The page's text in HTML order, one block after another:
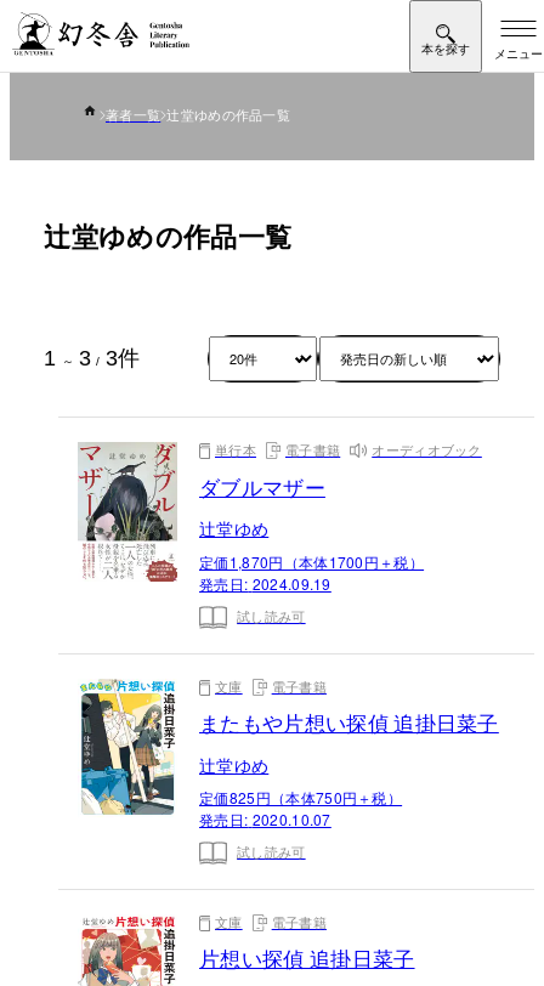
著者一覧 辻堂ゆめの作品一覧
辻堂ゆめの作品一覧
1 ～ 3 / 3件
単行本 電子書籍 オーディオブック
ダブルマザー
辻堂ゆめ
定価1,870円（本体1700円＋税）
発売日: 2024.09.19
試し読み可
文庫 電子書籍
またもや片想い探偵 追掛日菜子
辻堂ゆめ
定価825円（本体750円＋税）
発売日: 2020.10.07
試し読み可
文庫 電子書籍
片想い探偵 追掛日菜子